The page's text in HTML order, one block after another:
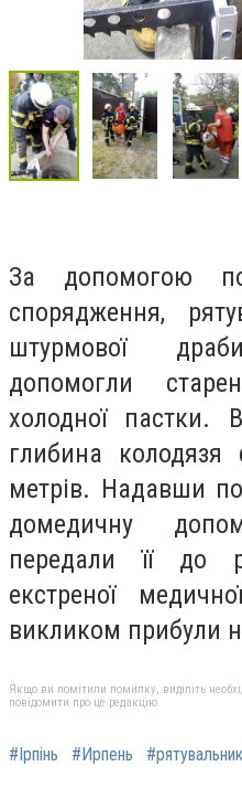
За допомогою
спорядження,
штурмової
допомогли
холодної пастки.
глибина колодязя
метрів. Надавши
домедичну
передали її до
екстреної
викликом прибули
Якщо ви помітили помилку, виділіть
повідомити про це редакцію
#Ірпінь #Ирпень